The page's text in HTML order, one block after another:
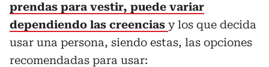
prendas para vestir, puede variar
dependiendo las creencias y los que decida
usar una persona, siendo estas, las opciones
recomendadas para usar: